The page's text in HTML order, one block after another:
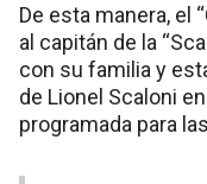
De esta manera, el
al capitán de la
con su familia y
de Lionel Scaloni
programada para